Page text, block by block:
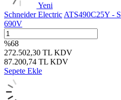
Yeni
Schneider Electric ATS490C25Y -
690V
%68
272.502,30 TL KDV
87.200,74 TL KDV
Sepete Ekle